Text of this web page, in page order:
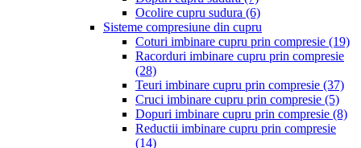
Ocolire cupru sudura (6)
Sisteme compresiune din cupru
Coturi imbinare cupru prin compresie (19)
Racorduri imbinare cupru prin compresie
(28)
Teuri imbinare cupru prin compresie (37)
Cruci imbinare cupru prin compresie (5)
Dopuri imbinare cupru prin compresie (8)
Reductii imbinare cupru prin compresie
(14)